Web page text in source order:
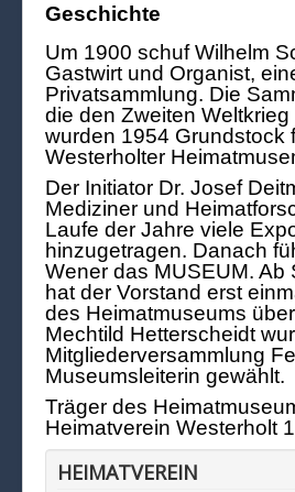
Geschichte
Um 1900 schuf Wilhelm
Gastwirt und Organist,
Privatsammlung. Die
die den Zweiten
wurden 1954 Grundstock
Westerholter
Der Initiator Dr. Josef
Mediziner und
Laufe der Jahre viele
hinzugetragen. Danach
Wener das MUSEUM. Ab
hat der Vorstand erst
des Heimatmuseums
Mechtild Hetterscheidt
Mitgliederversammlung
Museumsleiterin gewählt.
Träger des
Heimatverein Westerholt
HEIMATVEREIN